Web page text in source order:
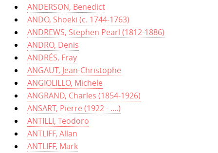
ANDERSON, Benedict
ANDO, Shoeki (c. 1744-1763)
ANDREWS, Stephen Pearl (1812-1886)
ANDRO, Denis
ANDRÉS, Fray
ANGAUT, Jean-Christophe
ANGIOLILLO, Michele
ANGRAND, Charles (1854-1926)
ANSART, Pierre (1922 - ....)
ANTILLI, Teodoro
ANTLIFF, Allan
ANTLIFF, Mark